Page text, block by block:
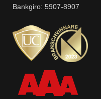
Bankgiro: 5907-8907